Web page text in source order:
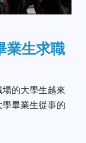
業生求職
的大學生越來
畢業生從事的